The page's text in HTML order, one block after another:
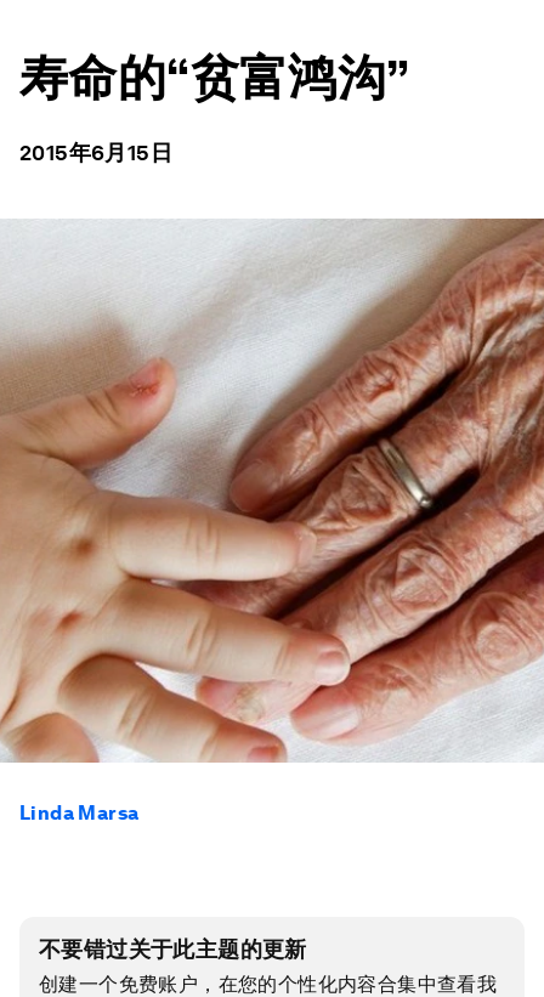
寿命的“贫富鸿沟”
2015年6月15日
Linda Marsa
不要错过关于此主题的更新
创建一个免费账户，在您的个性化内容合集中查看我